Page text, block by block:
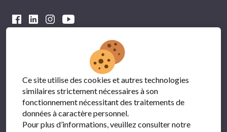
Avec le soutien financier du
Ce site utilise des cookies et autres technologies
similaires strictement nécessaires à son
fonctionnement nécessitant des traitements de
données à caractère personnel.
Pour plus d’informations, veuillez consulter notre